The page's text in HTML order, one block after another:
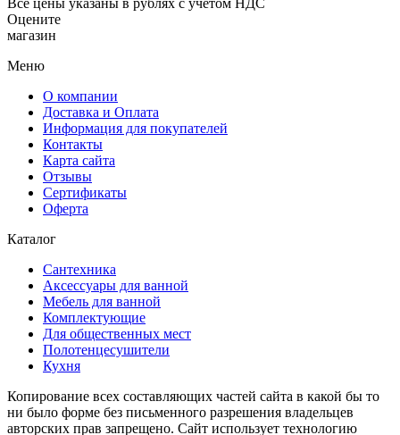
Оцените
магазин
Меню
О компании
Доставка и Оплата
Информация для покупателей
Контакты
Карта сайта
Отзывы
Сертификаты
Оферта
Каталог
Сантехника
Аксессуары для ванной
Мебель для ванной
Комплектующие
Для общественных мест
Полотенцесушители
Кухня
Копирование всех составляющих частей сайта в какой бы то
ни было форме без письменного разрешения владельцев
авторских прав запрещено. Сайт использует технологию